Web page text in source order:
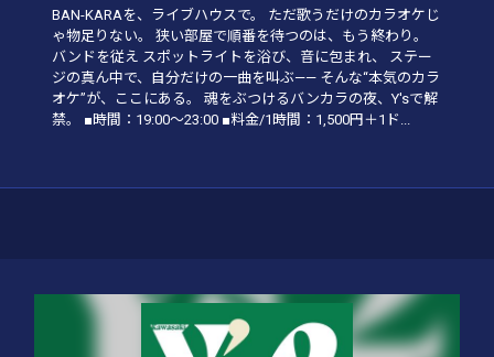
BAN-KARAを、ライブハウスで。 ただ歌うだけのカラオケじ
ゃ物足りない。 狭い部屋で順番を待つのは、もう終わり。
バンドを従え スポットライトを浴び、音に包まれ、 ステー
ジの真ん中で、自分だけの一曲を叫ぶ—— そんな“本気のカラ
オケ”が、ここにある。 魂をぶつけるバンカラの夜、Y'sで解
禁。 ■時間：19:00〜23:00 ■料金/1時間：1,500円＋1ド...